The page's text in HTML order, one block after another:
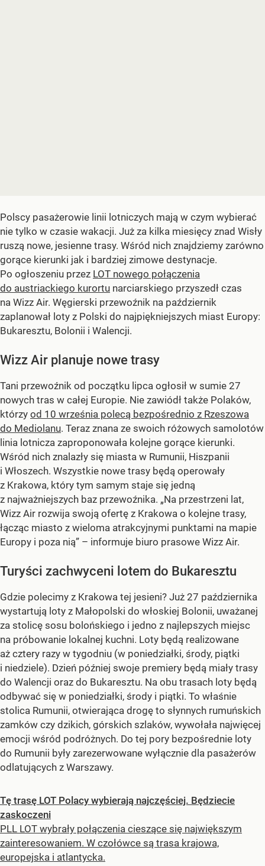
Polscy pasażerowie linii lotniczych mają w czym wybierać
nie tylko w czasie wakacji. Już za kilka miesięcy znad Wisły
ruszą nowe, jesienne trasy. Wśród nich znajdziemy zarówno
gorące kierunki jak i bardziej zimowe destynacje.
Po ogłoszeniu przez LOT nowego połączenia
do austriackiego kurortu narciarskiego przyszedł czas
na Wizz Air. Węgierski przewoźnik na październik
zaplanował loty z Polski do najpiękniejszych miast Europy:
Bukaresztu, Bolonii i Walencji.
Wizz Air planuje nowe trasy
Tani przewoźnik od początku lipca ogłosił w sumie 27
nowych tras w całej Europie. Nie zawiódł także Polaków,
którzy od 10 września polecą bezpośrednio z Rzeszowa
do Mediolanu. Teraz znana ze swoich różowych samolotów
linia lotnicza zaproponowała kolejne gorące kierunki.
Wśród nich znalazły się miasta w Rumunii, Hiszpanii
i Włoszech. Wszystkie nowe trasy będą operowały
z Krakowa, który tym samym staje się jedną
z najważniejszych baz przewoźnika. „Na przestrzeni lat,
Wizz Air rozwija swoją ofertę z Krakowa o kolejne trasy,
łącząc miasto z wieloma atrakcyjnymi punktami na mapie
Europy i poza nią” – informuje biuro prasowe Wizz Air.
Turyści zachwyceni lotem do Bukaresztu
Gdzie polecimy z Krakowa tej jesieni? Już 27 października
wystartują loty z Małopolski do włoskiej Bolonii, uważanej
za stolicę sosu bolońskiego i jedno z najlepszych miejsc
na próbowanie lokalnej kuchni. Loty będą realizowane
aż cztery razy w tygodniu (w poniedziałki, środy, piątki
i niedziele). Dzień później swoje premiery będą miały trasy
do Walencji oraz do Bukaresztu. Na obu trasach loty będą
odbywać się w poniedziałki, środy i piątki. To właśnie
stolica Rumunii, otwierająca drogę to słynnych rumuńskich
zamków czy dzikich, górskich szlaków, wywołała najwięcej
emocji wśród podróżnych. Do tej pory bezpośrednie loty
do Rumunii były zarezerwowane wyłącznie dla pasażerów
odlatujących z Warszawy.
Tę trasę LOT Polacy wybierają najczęściej. Będziecie
zaskoczeni
PLL LOT wybrały połączenia cieszące się największym
zainteresowaniem. W czołówce są trasa krajowa,
europejska i atlantycka.